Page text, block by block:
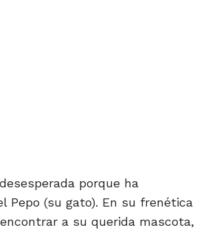
porque ha
Pepo (su gato). En su frenética
a su querida mascota,